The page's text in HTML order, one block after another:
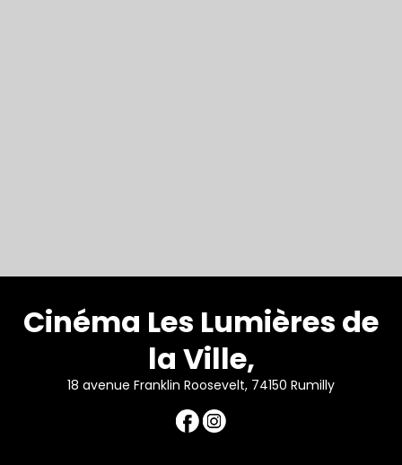
Cinéma Les Lumières de
la Ville,
18 avenue Franklin Roosevelt, 74150 Rumilly